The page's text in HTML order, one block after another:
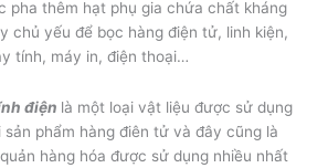
pha thêm hạt phụ gia chứa chất kháng
chủ yếu để bọc hàng điện tử, linh kiện,
tính, máy in, điện thoại…
điện là một loại vật liệu được sử dụng
sản phẩm hàng điên tử và đây cũng là
hàng hóa được sử dụng nhiều nhất